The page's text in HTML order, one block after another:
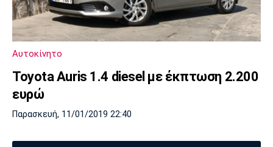
Αυτοκίνητο
Toyota Auris 1.4 diesel με έκπτωση 2.200
ευρώ
Παρασκευή, 11/01/2019 22:40